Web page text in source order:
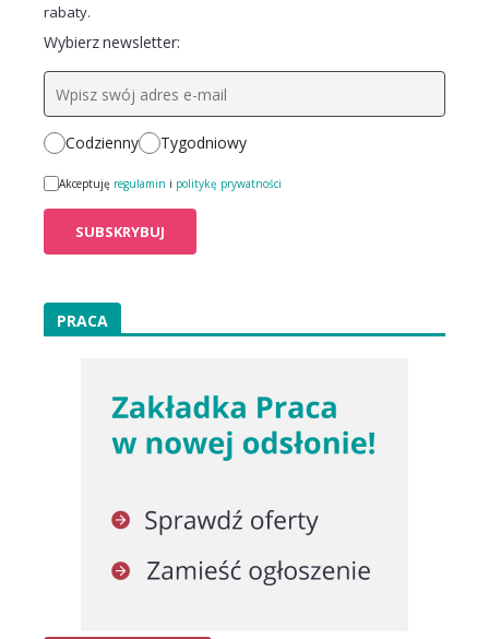
rabaty.
Wybierz newsletter:
Codzienny Tygodniowy
Akceptuję regulamin i politykę prywatności
PRACA